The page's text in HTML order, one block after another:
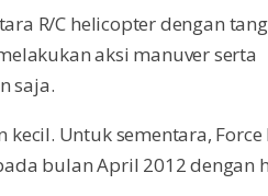
R/C helicopter dengan
aksi manuver serta
saja.
Untuk sementara, Force
bulan April 2012 dengan